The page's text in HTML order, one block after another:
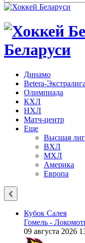
Беларуси
Динамо
Betera-Экстралига
Олимпиада
КХЛ
НХЛ
Матч-центр
Еще
Высшая
ВХЛ
МХЛ
Америка
Европа
Кубок Салея
Гомель -
09 августа 2026